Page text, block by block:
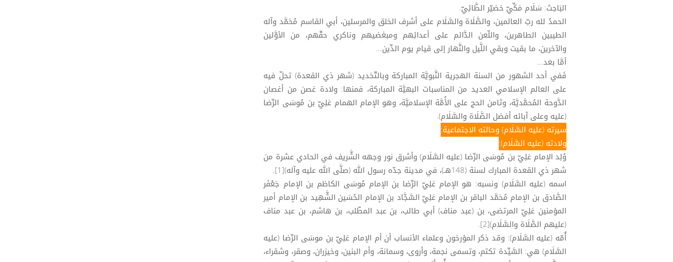
البَاحِث: سَلَام مَكِّيّ خضيّر الطَّائِيّ.
الحمدُ لله ربّ العالمين، والصَّلَاة والسَّلَام على أشرف الخلق والمرسلين، أبي القاسم مُحَمَّد وآله
الطيبين الطاهرين، واللّعن الدَّائم على أعدائِهم ومبغضيهم وناكري حقّهم، من الأوَّلين
والآخرين، ما بقيت وبقي اللَّيل والنَّهار إلى قيام يوم الدِّين...
أمَّا بعد...
فَفي أحد الشهور من السنة الهجرية النَّبويَّة المباركة وبالتّحَديد (شهر ذي القعدة) تحلّ فيه
على العالم الإسلامي العديد من المناسبات البهيَّة المباركة، فمنها: ولادة غصن من أغصان
الدَّوحة المُحمَّديَّة، وثامن الحج على الأُمَّة الإسلاميَّة، وهو الإمام الهمام عَلِيّ بن مُوسَى الرِّضا
(عليه وعلى آبائه أفضل الصَّلَاة والسَّلَام).
سيرته (عليه السَّلَام) وحالته الاجتماعية:
ولادته (عليه السَّلَام):
وُلِد الإمام عَلِيّ بن مُوسَى الرِّضا (عليه السَّلَام) وأشرق نور وجهه الشَّريف في الحادي عشرة من
شهر ذي القعدة المبارك لسنة (148هـ)، في مدينة جدّه رسول الله (صلَّى الله عليه وآله)[1].
اسمه (عليه السَّلَام) ونسبه: هو الإمام عَلِيّ الرِّضا بن الإمام مُوسَى الكاظم بن الإمام جَعْفَر
الصَّادق بن الإمام مُحَمَّد الباقر بن الإمام عَلِيّ السَّجَّاد بن الإمام الحُسَين الشَّهِيد بن الإمام أمير
المؤمنين عَلِيّ المرتضى، بن (عبد مناف) أبي طالب، بن عبد المطّلب، بن هاشم، بن عبد مناف
(عليهم الصَّلَاة والسَّلَام)[2].
أُمّه (عليه السَّلَام): وقد ذكر المؤرخون وعلماء الأنساب أن أم الإمام عَلِيّ بن موسَى الرِّضا (عليه
السَّلَام) هي: السَّيِّدة تكتم، وتسمى نجمة، وأروى، وسمانة، وأم البنين، وخيزران، وصقر، وشقراء،